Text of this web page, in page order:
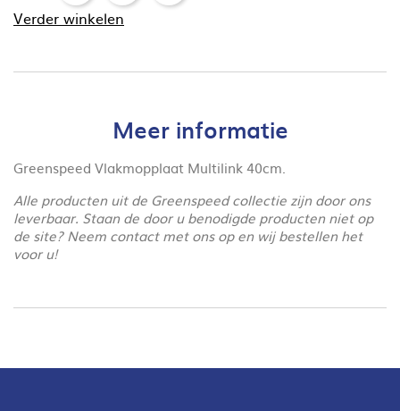
Verder winkelen
Meer informatie
Greenspeed Vlakmopplaat Multilink 40cm.
Alle producten uit de Greenspeed collectie zijn door ons
leverbaar. Staan de door u benodigde producten niet op
de site? Neem contact met ons op en wij bestellen het
voor u!